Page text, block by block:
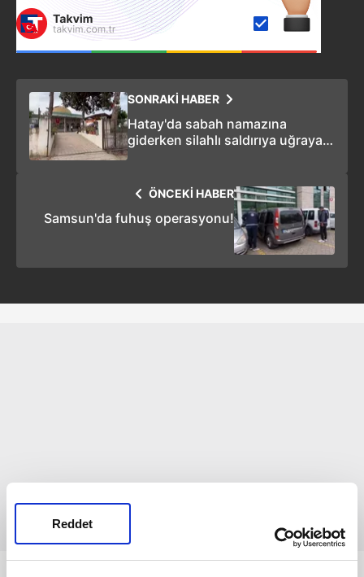
Reddet
SONRAKİ HABER
Hatay'da sabah namazına
giderken silahlı saldırıya uğrayan
ÖNCEKİ HABER
Samsun'da fuhuş operasyonu!